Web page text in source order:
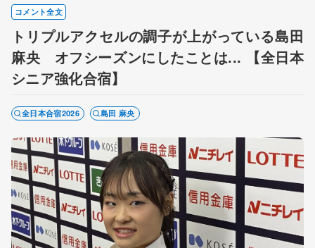
コメント全文
トリプルアクセルの調子が上がっている島田
麻央 オフシーズンにしたことは... 【全日本
シニア強化合宿】
全日本合宿2026 島田 麻央